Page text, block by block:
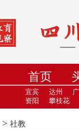
首页
小学
宜宾 达州
资阳
攀枝花
> 社教